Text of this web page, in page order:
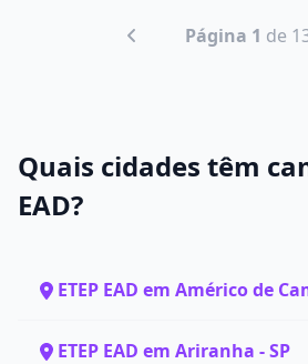
Página 1 de
Quais cidades têm
EAD?
ETEP EAD em Américo de
ETEP EAD em Ariranha - SP